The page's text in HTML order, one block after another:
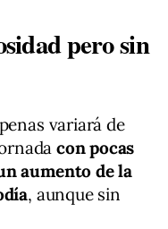
pero sin
variará de
con pocas
aumento de la
, aunque sin